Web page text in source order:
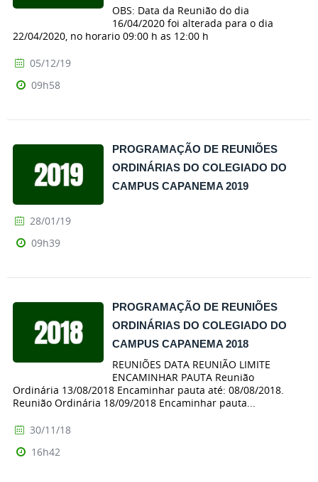
OBS: Data da Reunião do dia
16/04/2020 foi alterada para o dia
22/04/2020, no horario 09:00 h as 12:00 h
05/12/19
09h58
PROGRAMAÇÃO DE REUNIÕES
ORDINÁRIAS DO COLEGIADO DO
CAMPUS CAPANEMA 2019
28/01/19
09h39
PROGRAMAÇÃO DE REUNIÕES
ORDINÁRIAS DO COLEGIADO DO
CAMPUS CAPANEMA 2018
REUNIÕES DATA REUNIÃO LIMITE
ENCAMINHAR PAUTA Reunião
Ordinária 13/08/2018 Encaminhar pauta até: 08/08/2018.
Reunião Ordinária 18/09/2018 Encaminhar pauta...
30/11/18
16h42